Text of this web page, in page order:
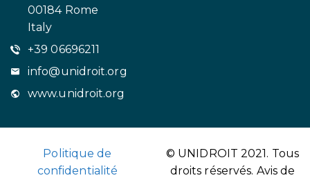
00184 Rome
Italy
+39 06696211
info@unidroit.org
www.unidroit.org
Politique de
confidentialité
© UNIDROIT 2021. Tous
droits réservés. Avis de